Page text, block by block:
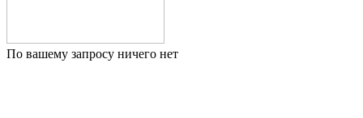
По вашему запросу ничего нет